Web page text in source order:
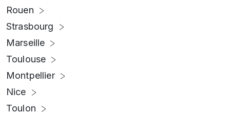
Rouen
Strasbourg
Marseille
Toulouse
Montpellier
Nice
Toulon